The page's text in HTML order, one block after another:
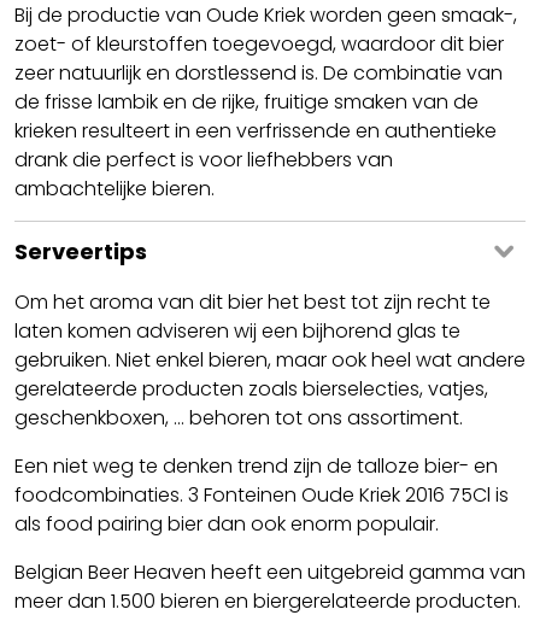
Bij de productie van Oude Kriek worden geen smaak-,
zoet- of kleurstoffen toegevoegd, waardoor dit bier
zeer natuurlijk en dorstlessend is. De combinatie van
de frisse lambik en de rijke, fruitige smaken van de
krieken resulteert in een verfrissende en authentieke
drank die perfect is voor liefhebbers van
ambachtelijke bieren.
Serveertips
Om het aroma van dit bier het best tot zijn recht te
laten komen adviseren wij een bijhorend glas te
gebruiken. Niet enkel bieren, maar ook heel wat andere
gerelateerde producten zoals bierselecties, vatjes,
geschenkboxen, ... behoren tot ons assortiment.
Een niet weg te denken trend zijn de talloze bier- en
foodcombinaties. 3 Fonteinen Oude Kriek 2016 75Cl is
als food pairing bier dan ook enorm populair.
Belgian Beer Heaven heeft een uitgebreid gamma van
meer dan 1.500 bieren en biergerelateerde producten.